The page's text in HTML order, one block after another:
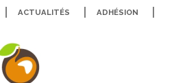
ACTUALITÉS ADHÉSION